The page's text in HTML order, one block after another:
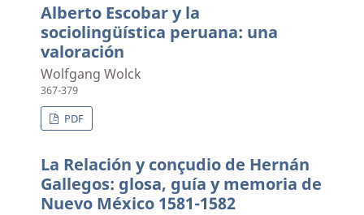
Alberto Escobar y la
sociolingüística peruana: una
valoración
Wolfgang Wolck
367-379
PDF
La Relación y conçudio de Hernán
Gallegos: glosa, guía y memoria de
Nuevo México 1581-1582